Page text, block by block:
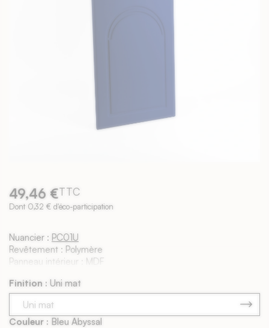
49,46 €TTC
Dont 0,32 € d'éco-participation
Nuancier : PC01U
Revêtement : Polymère
Panneau intérieur : MDF
Contreface : Blanche
Chants visibles : Non
Livraison : 4 à 6 semaines
Finition : Uni mat
Couleur : Bleu Abyssal